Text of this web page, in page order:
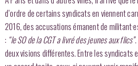
d’ordre de certains syndicats en viennent
2016, des accusations émanent de
: “le SO de la CGT a livré des jeunes aux flics”.
deux visions différentes. Entre les syndicats